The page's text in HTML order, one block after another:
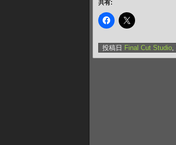
共有:
投稿日 Final Cut Studio,